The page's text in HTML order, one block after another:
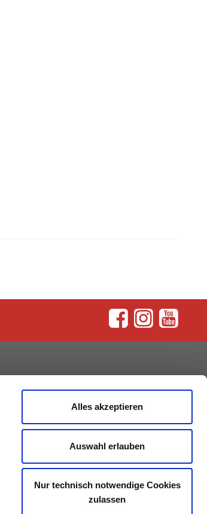
Alles akzeptieren
Auswahl erlauben
Nur technisch notwendige Cookies
zulassen